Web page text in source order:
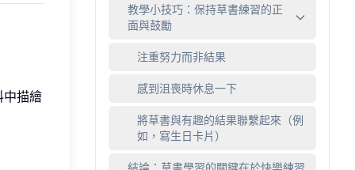
中描繪
教學小技巧：保持草書練習的正
面與鼓勵
注重努力而非結果
感到沮喪時休息一下
將草書與有趣的結果聯繫起來（例
如，寫生日卡片）